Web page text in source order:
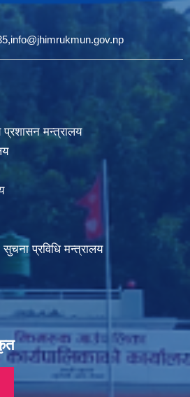
प्रशासन मन्त्रालय
प्रविधि मन्त्रालय